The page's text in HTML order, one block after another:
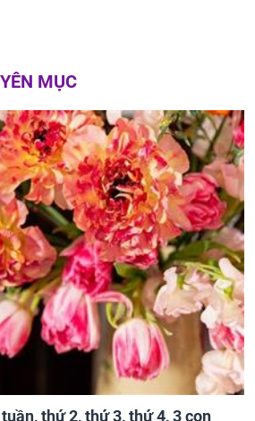
MỤC
thứ 2, thứ 3, thứ 4, 3 con